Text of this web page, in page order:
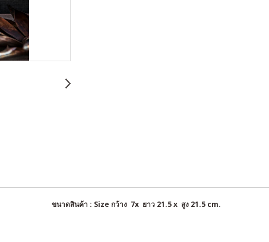
ขนาดสินค้า : Size กว้าง 7x ยาว 21.5 x สูง 21.5 cm.